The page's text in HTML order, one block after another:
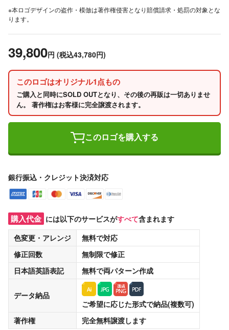
※本ロゴデザインの盗作・模倣は著作権侵害となり賠償請求・処罰の対象とな
ります。
39,800円 (税込43,780円)
このロゴはオリジナル1点もの
ご購入と同時にSOLD OUTとなり、その後の再販は一切ありませ
ん。 著作権はお客様に完全譲渡されます。
このロゴを購入する
銀行振込・クレジット決済対応
購入代金 には以下のサービスがすべて含まれます
色変更・アレンジ
無料で対応
修正回数
無制限で修正
日本語英語表記
無料で両パターン作成
データ納品
ご希望に応じた形式で納品(複数可)
著作権
完全無料譲渡します